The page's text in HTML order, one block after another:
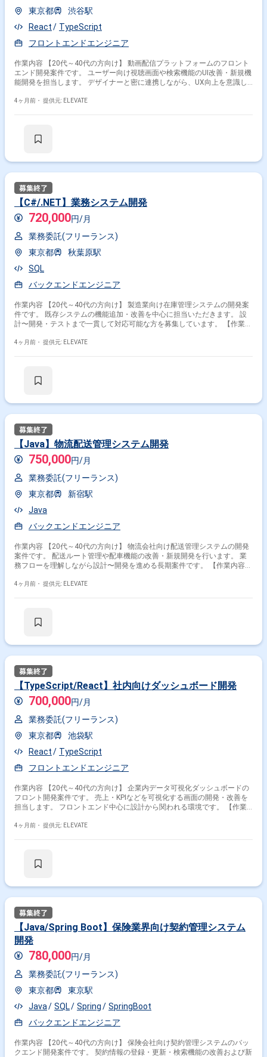
東京都
渋谷駅
React
TypeScript
フロントエンドエンジニア
作業内容 【20代～40代の方向け】 動画配信プラットフォームのフロント
エンド開発案件です。 ユーザー向け視聴画面や検索機能のUI改善・新規機
能開発を担当します。 デザイナーと密に連携しながら、UX向上を意識し
画再生UI、検索画面の改善 ・API連携処理の実装 ・パフォーマンス改善対
4ヶ月前・ 提供元: ELEVATE
【C#/.NET】業務システム開発
720,000円/月
業務委託(フリーランス)
東京都
秋葉原駅
SQL
バックエンドエンジニア
作業内容 【20代～40代の方向け】 製造業向け在庫管理システムの開発案
件です。 既存システムの機能追加・改善を中心に担当いただきます。 設
計〜開発・テストまで一貫して対応可能な方を募集しています。 【作業内
最適化 ・テスト実施・不具合対応 ・仕様書更新
4ヶ月前・ 提供元: ELEVATE
【Java】物流配送管理システム開発
750,000円/月
業務委託(フリーランス)
東京都
新宿駅
Java
バックエンドエンジニア
作業内容 【20代～40代の方向け】 物流会社向け配送管理システムの開発
案件です。 配送ルート管理や配車機能の改善・新規開発を行います。 業
務フローを理解しながら設計〜開発を進める長期案件です。 【作業内容】
・テスト対応 ・レビュー・ドキュメント作成
4ヶ月前・ 提供元: ELEVATE
【TypeScript/React】社内向けダッシュボード開発
700,000円/月
業務委託(フリーランス)
東京都
池袋駅
React
TypeScript
フロントエンドエンジニア
作業内容 【20代～40代の方向け】 企業内データ可視化ダッシュボードの
フロント開発案件です。 売上・KPIなどを可視化する画面の開発・改善を
担当します。 フロントエンド中心に設計から関われる環境です。 【作業
系ライブラリ） ・API連携処理 ・UI改善対応 ・レビュー・テスト
4ヶ月前・ 提供元: ELEVATE
【Java/Spring Boot】保険業界向け契約管理システム
開発
780,000円/月
業務委託(フリーランス)
東京都
東京駅
Java
SQL Spring
SpringBoot
バックエンドエンジニア
作業内容 【20代～40代の方向け】 保険会社向け契約管理システムのバッ
クエンド開発案件です。 契約情報の登録・更新・検索機能の改善および新